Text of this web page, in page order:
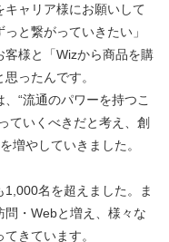
ャリア様にお願いして
と繋がっていきたい」
客様と「Wizから商品を購
ったんです。
“流通のパワーを持つこ
ていくべきだと考え、創
増やしていきました。
名を超えました。ま
・Webと増え、様々な
きています。